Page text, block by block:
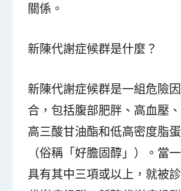
關係。
新陳代謝症候群是什麼？
新陳代謝症候群是一組危險
合，包括腹部肥胖、高血壓
高三酸甘油酯和低高密度脂
（俗稱「好膽固醇」）。當
具有其中三項或以上，就被